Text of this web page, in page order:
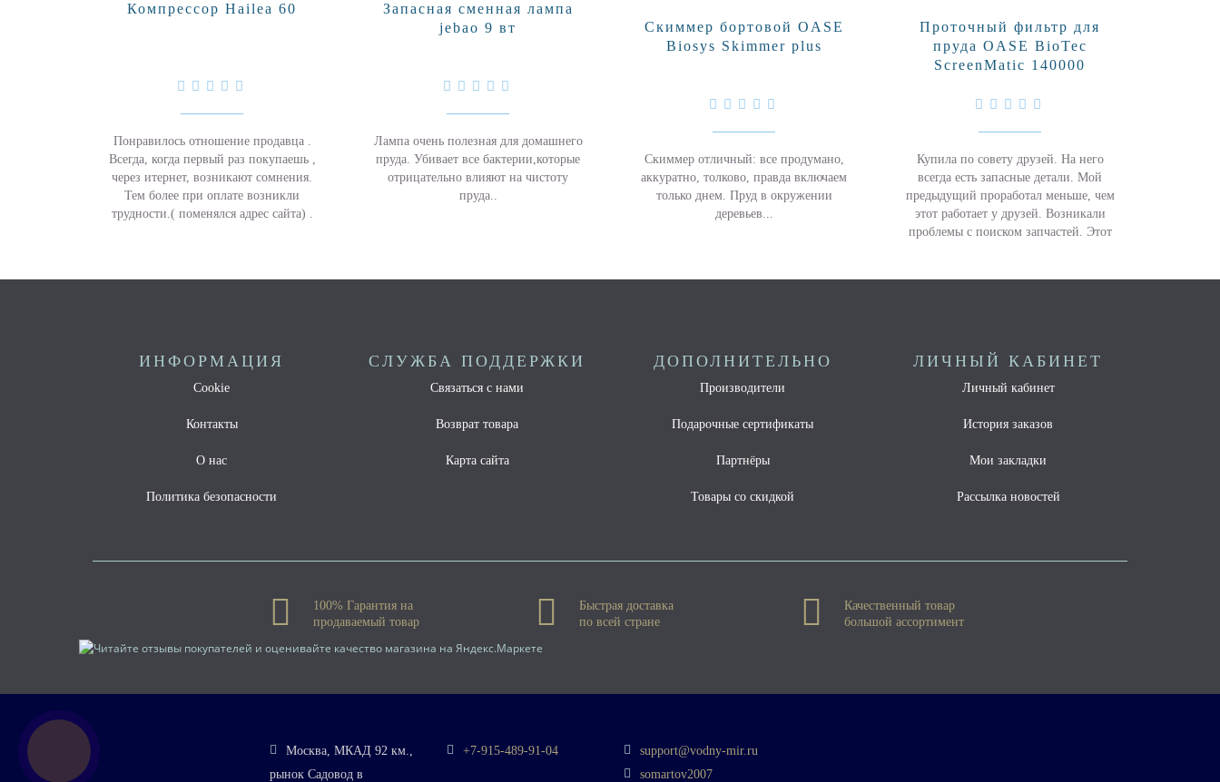
Компрессор Hailea 60
Понравилось отношение продавца .
Всегда, когда первый раз покупаешь ,
через итернет, возникают сомнения.
Тем более при оплате возникли
трудности.( поменялся адрес сайта) .
Запасная сменная лампа
jebao 9 вт
Лампа очень полезная для домашнего
пруда. Убивает все бактерии,которые
отрицательно влияют на чистоту
пруда..
Скиммер бортовой OASE
Biosys Skimmer plus
Скиммер отличный: все продумано,
аккуратно, толково, правда включаем
только днем. Пруд в окружении
деревьев...
Проточный фильтр для
пруда OASE BioTec
ScreenMatic 140000
Купила по совету друзей. На него
всегда есть запасные детали. Мой
предыдущий проработал меньше, чем
этот работает у друзей. Возникали
проблемы с поиском запчастей. Этот
ИНФОРМАЦИЯ
Cookie
Контакты
О нас
Политика безопасности
СЛУЖБА ПОДДЕРЖКИ
Связаться с нами
Возврат товара
Карта сайта
ДОПОЛНИТЕЛЬНО
Производители
Подарочные сертификаты
Партнёры
Товары со скидкой
ЛИЧНЫЙ КАБИНЕТ
Личный кабинет
История заказов
Мои закладки
Рассылка новостей
100% Гарантия на
продаваемый товар
Быстрая доставка
по всей стране
Качественный товар
большой ассортимент
Москва, МКАД 92 км.,
рынок Садовод в
+7-915-489-91-04
support@vodny-mir.ru
somartov2007